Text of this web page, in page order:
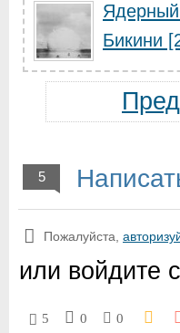
Бикини
5
Пожалуйста,
или войдите
5 0 0